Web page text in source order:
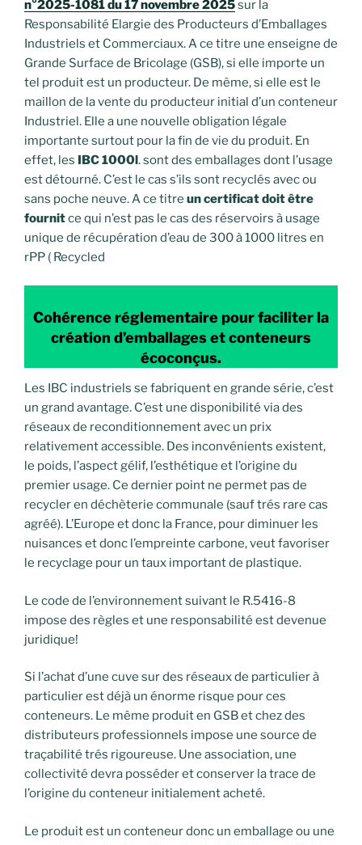
n°2025-1081 du 17 novembre 2025sur la
Responsabilité Elargie des Producteurs d’Emballages
Industriels et Commerciaux. A ce titre une enseigne de
Grande Surface de Bricolage (GSB), si elle importe un
tel produit est un producteur. De même, si elle est le
maillon de la vente du producteur initial d’un conteneur
Industriel. Elle a une nouvelle obligation légale
importante surtout pour la fin de vie du produit. En
effet, les
IBC 1000l . sont des emballages dont l’usage
est détourné. C’est le cas s’ils sont recyclés avec ou
sans poche neuve. A ce titre un certificat doit être
fournitce qui n’est pas le cas des réservoirs à usage
unique de récupération d’eau de 300 à 1000 litres en
rPP ( Recycled
Cohérence réglementaire pour faciliter la
création d’emballages et conteneurs
écoconçus.
Les IBC industriels se fabriquent en grande série, c’est
un grand avantage. C’est une disponibilité via des
réseaux de reconditionnement avec un prix
relativement accessible. Des inconvénients existent,
le poids, l’aspect gélif, l’esthétique et l’origine du
premier usage. Ce dernier point ne permet pas de
recycler en déchèterie communale (sauf trés rare cas
agréé). L’Europe et donc la France, pour diminuer les
nuisances et donc l’empreinte carbone, veut favoriser
le recyclage pour un taux important de plastique.
Le code de l’environnement suivant le R.5416-8
impose des règles et une responsabilité est devenue
juridique!
Si l’achat d’une cuve sur des réseaux de particulier à
particulier est déjà un énorme risque pour ces
conteneurs. Le même produit en GSB et chez des
distributeurs professionnels impose une source de
traçabilité trés rigoureuse. Une association, une
collectivité devra posséder et conserver la trace de
l’origine du conteneur initialement acheté.
Le produit est un conteneur donc un emballage ou une